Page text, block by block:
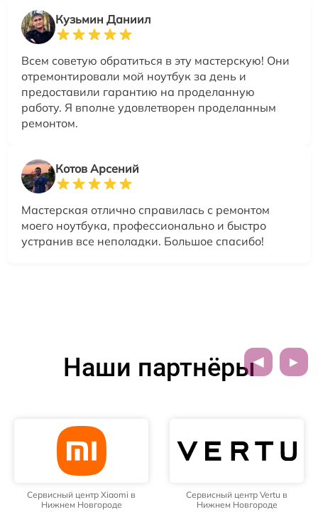
Кузьмин Даниил
Всем советую обратиться в эту мастерскую! Они
отремонтировали мой ноутбук за день и
предоставили гарантию на проделанную
работу. Я вполне удовлетворен проделанным
ремонтом.
Котов Арсений
Мастерская отлично справилась с ремонтом
моего ноутбука, профессионально и быстро
устранив все неполадки. Большое спасибо!
Наши партнёры
Сервисный центр Xiaomi в
Нижнем Новгороде
Сервисный центр Vertu в
Нижнем Новгороде